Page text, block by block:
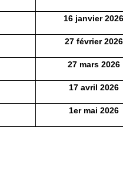
16 janvier 2026
27 février 2026
27 mars 2026
17 avril 2026
1er mai 2026